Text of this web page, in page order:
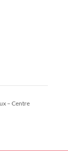
– Centre